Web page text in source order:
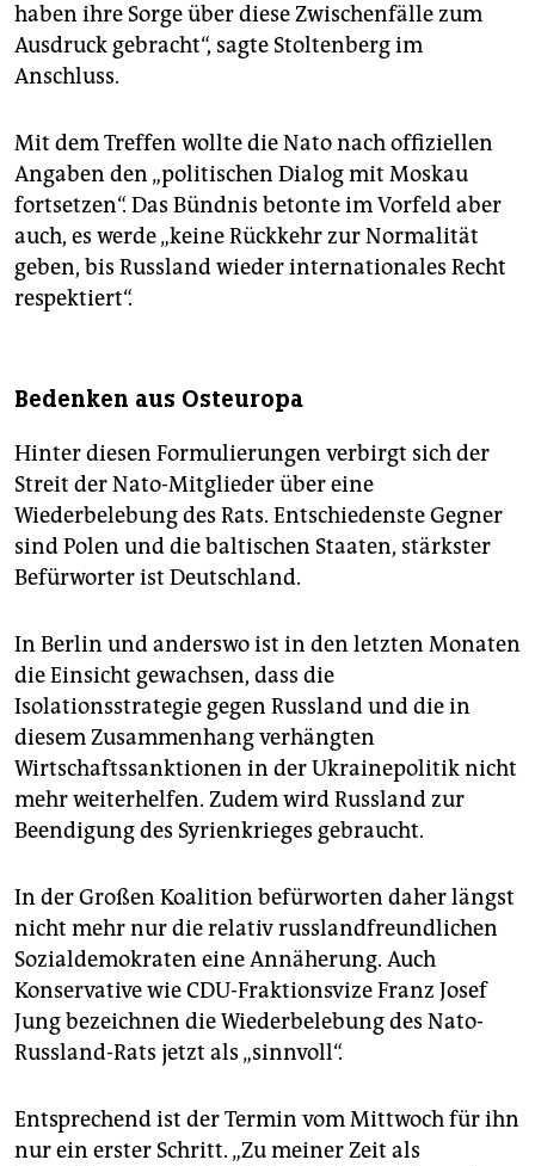
haben ihre Sorge über diese Zwischenfälle zum
Ausdruck gebracht“, sagte Stoltenberg im
Anschluss.
Mit dem Treffen wollte die Nato nach offiziellen
Angaben den „politischen Dialog mit Moskau
fortsetzen“. Das Bündnis betonte im Vorfeld aber
auch, es werde „keine Rückkehr zur Normalität
geben, bis Russland wieder internationales Recht
respektiert“.
Bedenken aus Osteuropa
Hinter diesen Formulierungen verbirgt sich der
Streit der Nato-Mitglieder über eine
Wiederbelebung des Rats. Entschiedenste Gegner
sind Polen und die baltischen Staaten, stärkster
Befürworter ist Deutschland.
In Berlin und anderswo ist in den letzten Monaten
die Einsicht gewachsen, dass die
Isolationsstrategie gegen Russland und die in
diesem Zusammenhang verhängten
Wirtschaftssanktionen in der Ukrainepolitik nicht
mehr weiterhelfen. Zudem wird Russland zur
Beendigung des Syrienkrieges gebraucht.
In der Großen Koalition befürworten daher längst
nicht mehr nur die relativ russlandfreundlichen
Sozialdemokraten eine Annäherung. Auch
Konservative wie CDU-Fraktionsvize Franz Josef
Jung bezeichnen die Wiederbelebung des Nato-
Russland-Rats jetzt als „sinnvoll“.
Entsprechend ist der Termin vom Mittwoch für ihn
nur ein erster Schritt. „Zu meiner Zeit als